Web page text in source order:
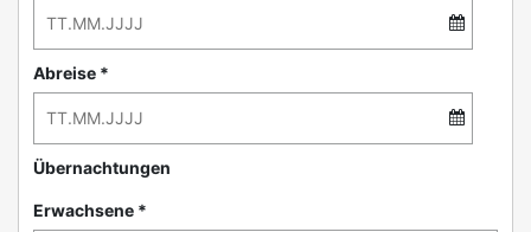
Abreise *
Übernachtungen
Erwachsene *